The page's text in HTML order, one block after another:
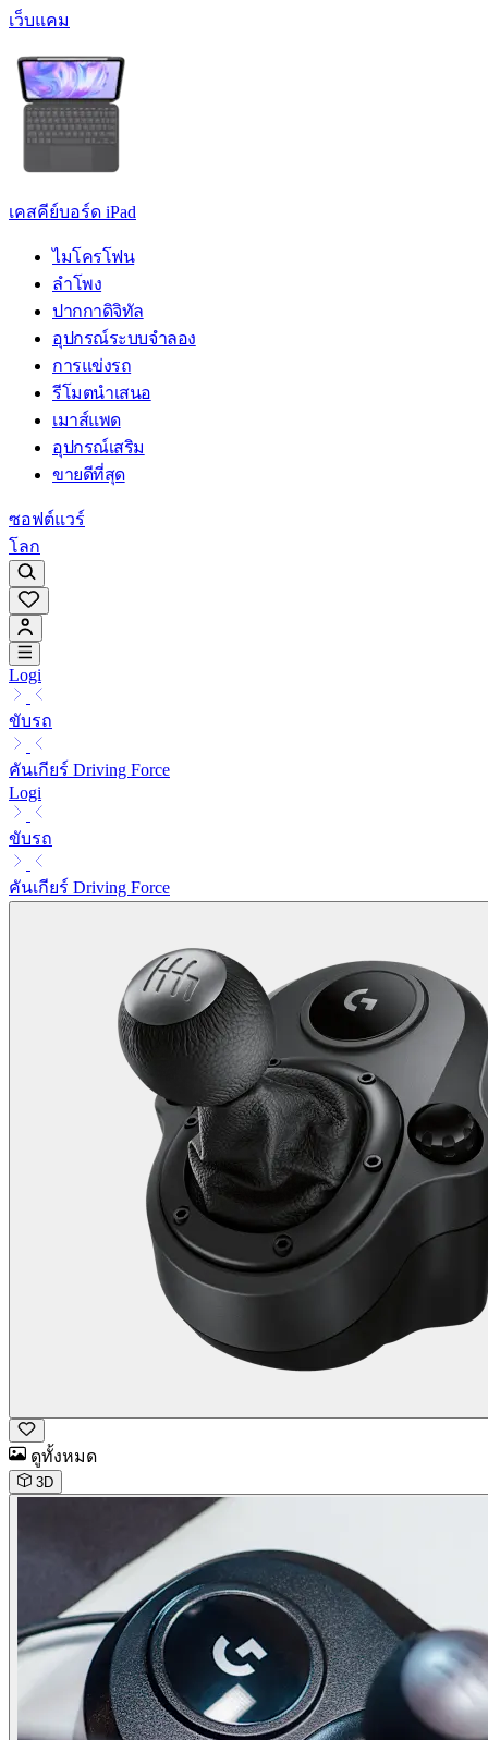
เว็บแคม
เคสคีย์บอร์ด iPad
ไมโครโฟน
ลำโพง
ปากกาดิจิทัล
อุปกรณ์ระบบจำลอง
การแข่งรถ
รีโมตนำเสนอ
เมาส์แพด
อุปกรณ์เสริม
ขายดีที่สุด
ซอฟต์แวร์
โลก
Logi
ขับรถ
คันเกียร์ Driving Force
Logi
ขับรถ
คันเกียร์ Driving Force
ดูทั้งหมด
3D